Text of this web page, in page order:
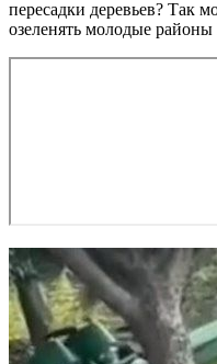
пересадки деревьев? Так
озеленять молодые районы